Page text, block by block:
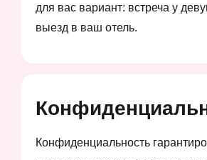
для вас вариант: встреча у
выезд в ваш отель.
Конфиденциальность